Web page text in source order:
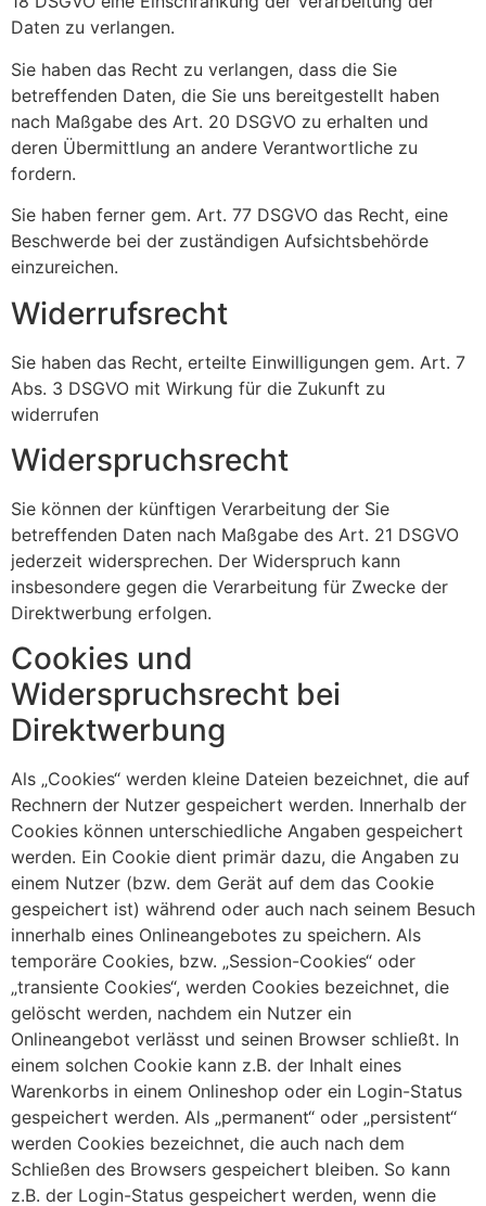
Daten zu verlangen.
Sie haben das Recht zu verlangen, dass die Sie
betreffenden Daten, die Sie uns bereitgestellt haben
nach Maßgabe des Art. 20 DSGVO zu erhalten und
deren Übermittlung an andere Verantwortliche zu
fordern.
Sie haben ferner gem. Art. 77 DSGVO das Recht, eine
Beschwerde bei der zuständigen Aufsichtsbehörde
einzureichen.
Widerrufsrecht
Sie haben das Recht, erteilte Einwilligungen gem. Art. 7
Abs. 3 DSGVO mit Wirkung für die Zukunft zu
widerrufen
Widerspruchsrecht
Sie können der künftigen Verarbeitung der Sie
betreffenden Daten nach Maßgabe des Art. 21 DSGVO
jederzeit widersprechen. Der Widerspruch kann
insbesondere gegen die Verarbeitung für Zwecke der
Direktwerbung erfolgen.
Cookies und
Widerspruchsrecht bei
Direktwerbung
Als „Cookies“ werden kleine Dateien bezeichnet, die auf
Rechnern der Nutzer gespeichert werden. Innerhalb der
Cookies können unterschiedliche Angaben gespeichert
werden. Ein Cookie dient primär dazu, die Angaben zu
einem Nutzer (bzw. dem Gerät auf dem das Cookie
gespeichert ist) während oder auch nach seinem Besuch
innerhalb eines Onlineangebotes zu speichern. Als
temporäre Cookies, bzw. „Session-Cookies“ oder
„transiente Cookies“, werden Cookies bezeichnet, die
gelöscht werden, nachdem ein Nutzer ein
Onlineangebot verlässt und seinen Browser schließt. In
einem solchen Cookie kann z.B. der Inhalt eines
Warenkorbs in einem Onlineshop oder ein Login-Status
gespeichert werden. Als „permanent“ oder „persistent“
werden Cookies bezeichnet, die auch nach dem
Schließen des Browsers gespeichert bleiben. So kann
z.B. der Login-Status gespeichert werden, wenn die